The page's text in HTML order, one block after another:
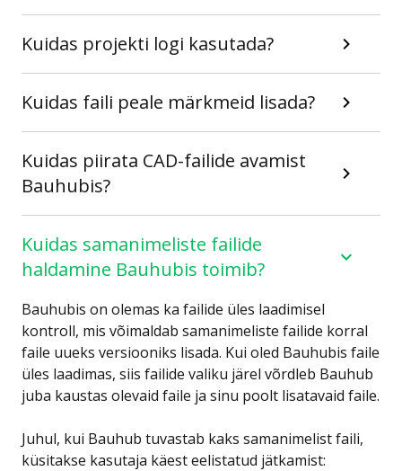
Kuidas projekti logi kasutada?
Kuidas faili peale märkmeid lisada?
Kuidas piirata CAD-failide avamist
Bauhubis?
Kuidas samanimeliste failide
haldamine Bauhubis toimib?
Bauhubis on olemas ka failide üles laadimisel
kontroll, mis võimaldab samanimeliste failide korral
faile uueks versiooniks lisada. Kui oled Bauhubis faile
üles laadimas, siis failide valiku järel võrdleb Bauhub
juba kaustas olevaid faile ja sinu poolt lisatavaid faile.
Juhul, kui Bauhub tuvastab kaks samanimelist faili,
küsitakse kasutaja käest eelistatud jätkamist: